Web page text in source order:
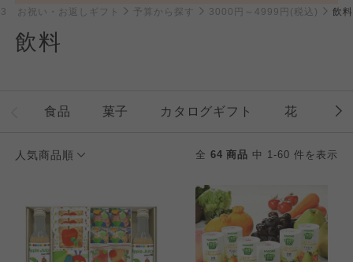
お祝い・お返しギフト 予算から探す 3000円～4999円(税込) 飲料
飲料
食品 菓子 カタログギフト 花 石
人気商品順 全 64 商品 中 1-60 件を表示